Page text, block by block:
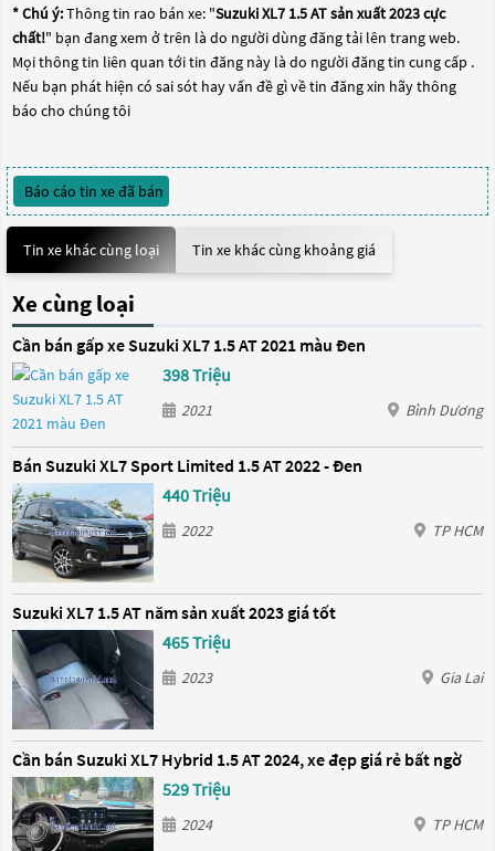
* Chú ý:Thông tin rao bán xe: "Suzuki XL7 1.5 AT sản xuất 2023 cực
chất!" bạn đang xem ở trên là do người dùng đăng tải lên trang web.
Mọi thông tin liên quan tới tin đăng này là do người đăng tin cung cấp .
Nếu bạn phát hiện có sai sót hay vấn đề gì về tin đăng xin hãy thông
báo cho chúng tôi
Báo cáo tin xe đã bán
Tin xe khác cùng loại Tin xe khác cùng khoảng giá
Xe cùng loại
Cần bán gấp xe Suzuki XL7 1.5 AT 2021 màu Đen
398 Triệu
2021 Bình Dương
Bán Suzuki XL7 Sport Limited 1.5 AT 2022 - Đen
440 Triệu
2022 TP HCM
Suzuki XL7 1.5 AT năm sản xuất 2023 giá tốt
465 Triệu
2023 Gia Lai
Cần bán Suzuki XL7 Hybrid 1.5 AT 2024, xe đẹp giá rẻ bất ngờ
529 Triệu
2024 TP HCM